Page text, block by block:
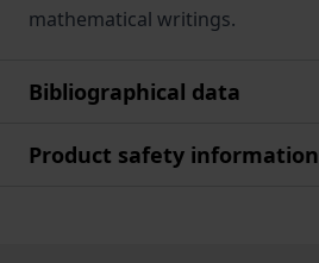
mathematical writings.
Bibliographical data
Product safety information